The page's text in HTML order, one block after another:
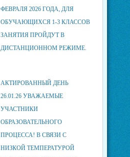
ФЕВРАЛЯ 2026 ГОДА, ДЛЯ
ОБУЧАЮЩИХСЯ 1-3 КЛАССОВ
ЗАНЯТИЯ ПРОЙДУТ В
ДИСТАНЦИОННОМ РЕЖИМЕ.
АКТИРОВАННЫЙ ДЕНЬ
26.01.26 УВАЖАЕМЫЕ
УЧАСТНИКИ
ОБРАЗОВАТЕЛЬНОГО
ПРОЦЕССА! В СВЯЗИ С
НИЗКОЙ ТЕМПЕРАТУРОЙ